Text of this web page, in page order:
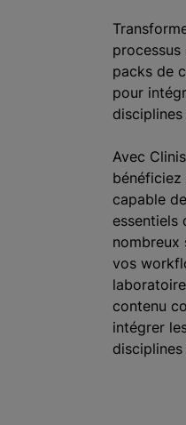
packs de
pour
disciplines
Avec
bénéficiez
capable
essentiels
nombreux
vos
contenu
intégrer
disciplines